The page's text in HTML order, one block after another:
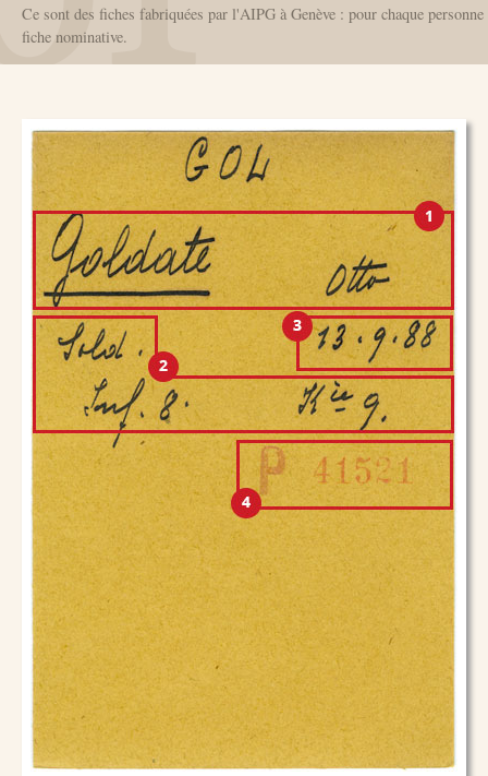
Ce sont des fiches fabriquées par l'AIPG à Genève : pour chaque
fiche nominative.